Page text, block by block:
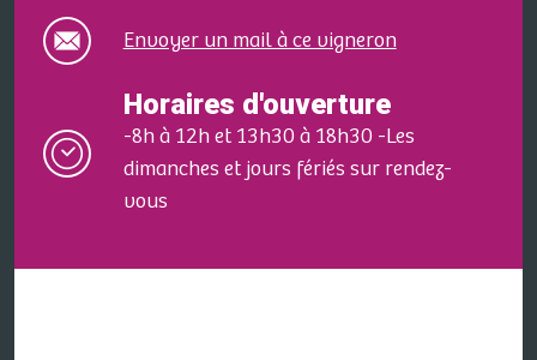
Envoyer un mail à ce vigneron
Horaires d'ouverture
-8h à 12h et 13h30 à 18h30 -Les
dimanches et jours fériés sur rendez-
vous